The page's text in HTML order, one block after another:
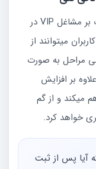
تمامی سفارش های ارسال اظهارنامه مالیات بر مشاغل VIP در
میتوانند از
مراحل به صورت
بر افزایش
میکند و از گم
خواهد کرد.
آیا پس از ثبت